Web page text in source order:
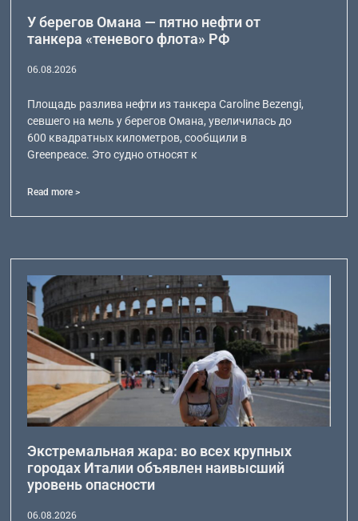
У берегов Омана — пятно нефти от
танкера «теневого флота» РФ
06.08.2026
Площадь разлива нефти из танкера Caroline Bezengi,
севшего на мель у берегов Омана, увеличилась до
600 квадратных километров, сообщили в
Greenpeace. Это судно относят к
Read more >
Экстремальная жара: во всех крупных
городах Италии объявлен наивысший
уровень опасности
06.08.2026